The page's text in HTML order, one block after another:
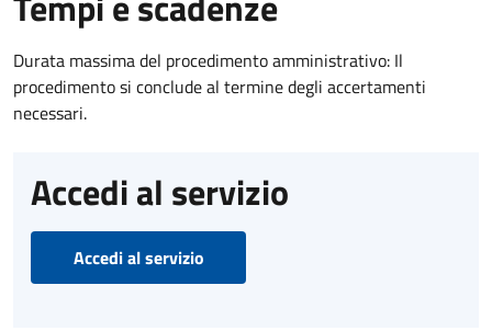
Durata massima del procedimento amministrativo: Il
procedimento si conclude al termine degli accertamenti
necessari.
Accedi al servizio
Accedi al servizio